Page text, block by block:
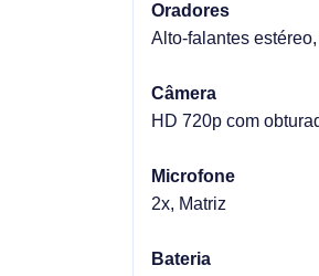
Oradores
Alto-falantes
Câmera
HD 720p com
Microfone
2x, Matriz
Bateria